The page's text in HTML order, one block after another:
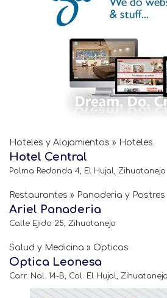
Hoteles y Alojamientos » Hoteles
Hotel Central
Palma Redonda 4, El Hujal, Zihuatanejo
Restaurantes » Panaderia y Postres
Ariel Panaderia
Calle Ejido 25, Zihuatanejo
Salud y Medicina » Opticas
Optica Leonesa
Carr. Nal. 14-B, Col. El Hujal, Zihuatanejo